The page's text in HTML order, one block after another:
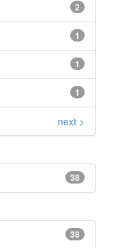
2
1
1
1
next >
38
38